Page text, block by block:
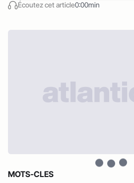
Écoutez cet article0:00min
MOTS-CLES